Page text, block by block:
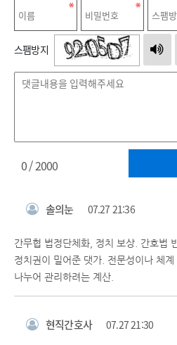
스팸방지
0/ 2000
솔의눈 07.27 21:36
간무협 법정단체화, 정치 보상. 간호법
정치권이 밀어준 댓가. 전문성이나 체
나누어 관리하려는 계산.
현직간호사 07.27 21:30